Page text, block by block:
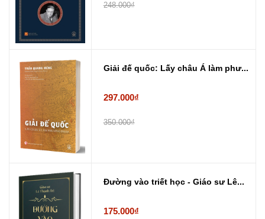
248.000₫
Giải đế quốc: Lấy châu Á làm phư...
297.000₫
350.000₫
Đường vào triết học - Giáo sư Lê...
175.000₫